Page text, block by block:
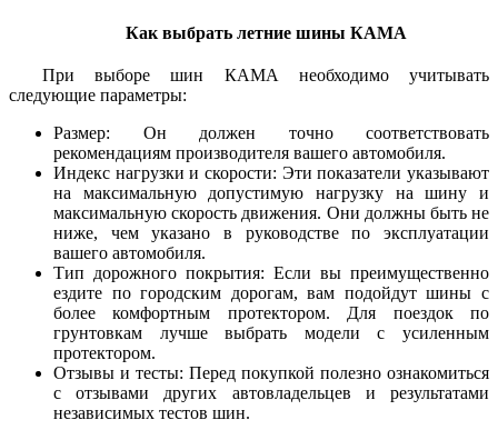
Как выбрать летние шины КАМА
При выборе шин КАМА необходимо учитывать
следующие параметры:
Размер: Он должен точно соответствовать
рекомендациям производителя вашего автомобиля.
Индекс нагрузки и скорости: Эти показатели указывают
на максимальную допустимую нагрузку на шину и
максимальную скорость движения. Они должны быть не
ниже, чем указано в руководстве по эксплуатации
вашего автомобиля.
Тип дорожного покрытия: Если вы преимущественно
ездите по городским дорогам, вам подойдут шины с
более комфортным протектором. Для поездок по
грунтовкам лучше выбрать модели с усиленным
протектором.
Отзывы и тесты: Перед покупкой полезно ознакомиться
с отзывами других автовладельцев и результатами
независимых тестов шин.